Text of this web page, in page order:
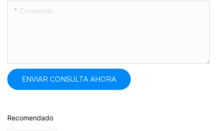
Contenido
ENVIAR CONSULTA AHORA
Recomendado